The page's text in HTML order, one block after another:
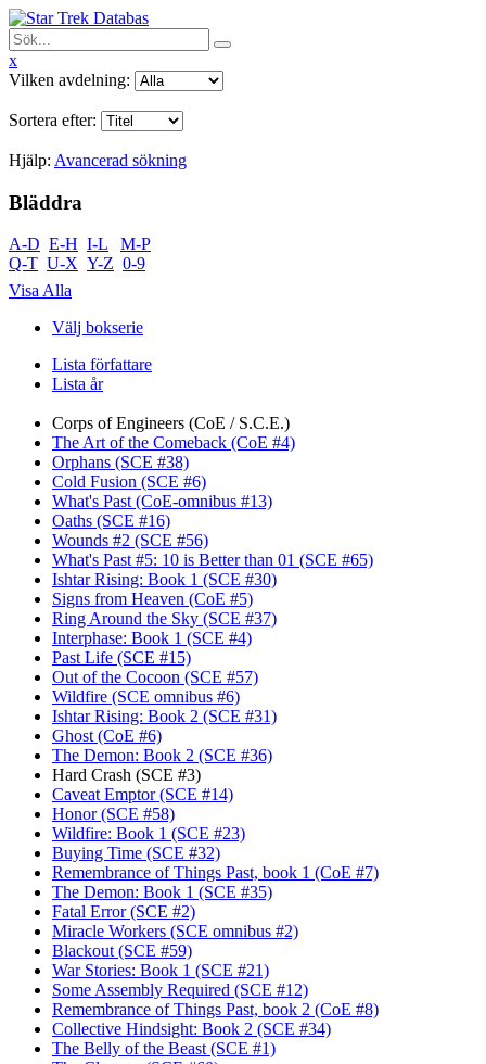
x
Vilken avdelning:
Sortera efter:
Hjälp: Avancerad sökning
Bläddra
A-D E-H I-L
M-P
Q-T U-X Y-Z 0-9
Visa Alla
Välj bokserie
Lista författare
Lista år
Corps of Engineers (CoE / S.C.E.)
The Art of the Comeback (CoE #4)
Orphans (SCE #38)
Cold Fusion (SCE #6)
What's Past (CoE-omnibus #13)
Oaths (SCE #16)
Wounds #2 (SCE #56)
What's Past #5: 10 is Better than 01 (SCE #65)
Ishtar Rising: Book 1 (SCE #30)
Signs from Heaven (CoE #5)
Ring Around the Sky (SCE #37)
Interphase: Book 1 (SCE #4)
Past Life (SCE #15)
Out of the Cocoon (SCE #57)
Wildfire (SCE omnibus #6)
Ishtar Rising: Book 2 (SCE #31)
Ghost (CoE #6)
The Demon: Book 2 (SCE #36)
Hard Crash (SCE #3)
Caveat Emptor (SCE #14)
Honor (SCE #58)
Wildfire: Book 1 (SCE #23)
Buying Time (SCE #32)
Remembrance of Things Past, book 1 (CoE #7)
The Demon: Book 1 (SCE #35)
Fatal Error (SCE #2)
Miracle Workers (SCE omnibus #2)
Blackout (SCE #59)
War Stories: Book 1 (SCE #21)
Some Assembly Required (SCE #12)
Remembrance of Things Past, book 2 (CoE #8)
Collective Hindsight: Book 2 (SCE #34)
The Belly of the Beast (SCE #1)